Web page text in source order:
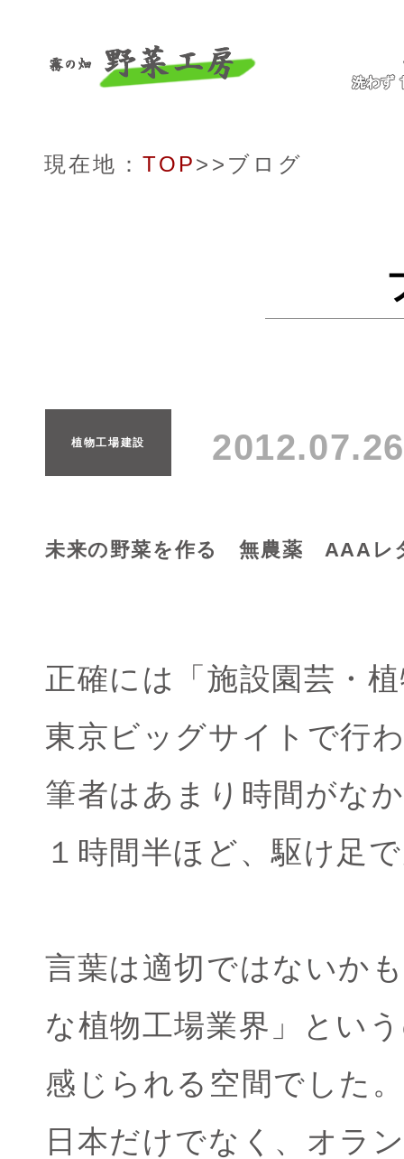
現在地： TOP>>ブログ
植物工場建設
未来の野菜を作る 無農薬 AAAレ
正確には「施設園芸・
東京ビッグサイトで行
筆者はあまり時間がな
１時間半ほど、駆け足
言葉は適切ではないか
な植物工場業界」とい
感じられる空間でした。
日本だけでなく、オラ